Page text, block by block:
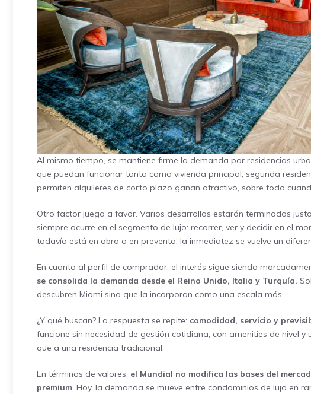
Al mismo tiempo, se mantiene firme la demanda por residencias
que puedan funcionar tanto como vivienda principal, segunda
permiten alquileres de corto plazo ganan atractivo, sobre todo
Otro factor juega a favor. Varios desarrollos estarán terminados
siempre ocurre en el segmento de lujo: recorrer, ver y decidir en el
todavía está en obra o en preventa, la inmediatez se vuelve un
En cuanto al perfil de comprador, el interés sigue siendo
se consolida la demanda desde el Reino Unido, Italia y Turquía.
descubren Miami sino que la incorporan como una escala más.
¿Y qué buscan? La respuesta se repite: comodidad, servicio y
funcione sin necesidad de gestión cotidiana, con amenities de nivel
que a una residencia tradicional.
En términos de valores, el Mundial no modifica las bases del
premium. Hoy, la demanda se mueve entre condominios de lujo en